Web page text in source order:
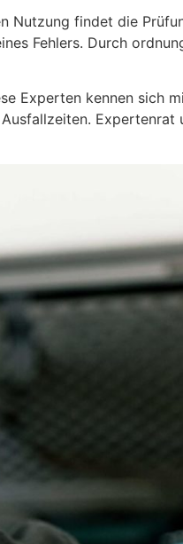
Nutzung findet die
Fehlers. Durch
Experten kennen sich